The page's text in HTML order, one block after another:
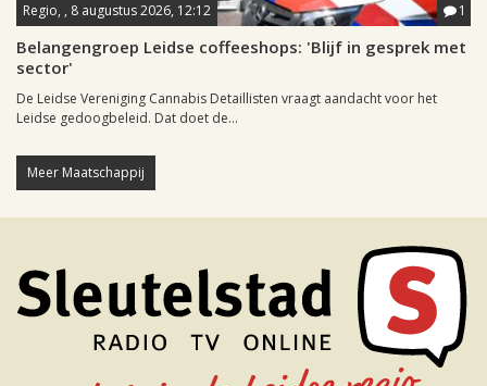
Regio, , 8 augustus 2026, 12:12 1
Belangengroep Leidse coffeeshops: 'Blijf in gesprek met
sector'
De Leidse Vereniging Cannabis Detaillisten vraagt aandacht voor het
Leidse gedoogbeleid. Dat doet de...
Meer Maatschappij